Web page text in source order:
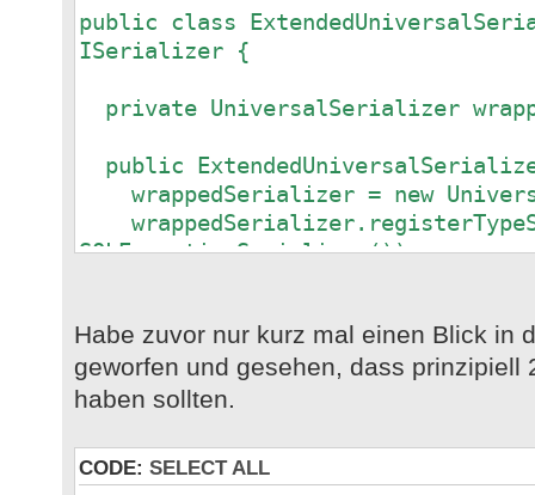
public class
ISerializer {
private UniversalSerializer
public
wrappedSerializer = new
SQLExceptionSerializer());
@Override
public Object
{
}
Habe zuvor nur kurz mal einen Blick in
geworfen und gesehen, dass prinzipiell
haben sollten.
CODE: SELECT ALL